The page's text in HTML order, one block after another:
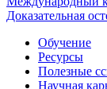
Доказательная
Обучение
Ресурсы
Полезные
Научная